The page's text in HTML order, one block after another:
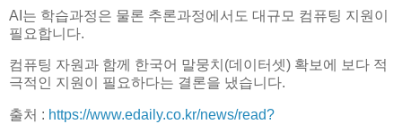
AI는 학습과정은 물론 추론과정에서도 대규모 컴퓨팅 지원이
필요합니다.
컴퓨팅 자원과 함께 한국어 말뭉치(데이터셋) 확보에 보다 적
극적인 지원이 필요하다는 결론을 냈습니다.
출처 : https://www.edaily.co.kr/news/read?